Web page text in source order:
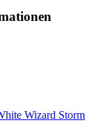
Wizard Storm